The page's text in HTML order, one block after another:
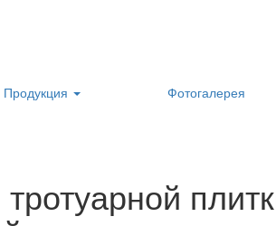
Продукция Фотогалерея